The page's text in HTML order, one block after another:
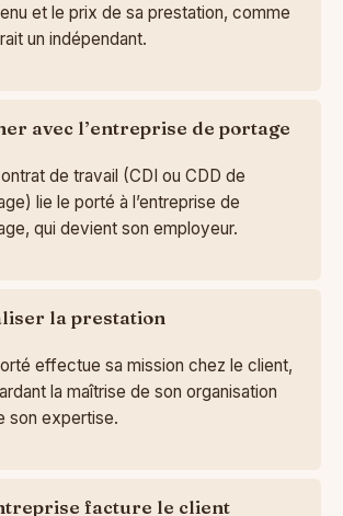
et le prix de sa prestation, comme
un indépendant.
avec l’entreprise de portage
de travail (CDI ou CDD de
lie le porté à l’entreprise de
qui devient son employeur.
la prestation
effectue sa mission chez le client,
la maîtrise de son organisation
son expertise.
facture le client